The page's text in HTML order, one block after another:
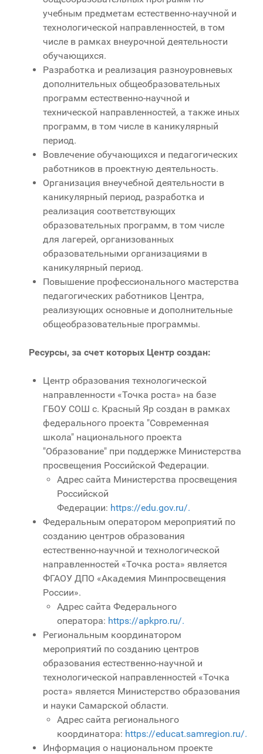
учебным предметам естественно-научной и
технологической направленностей, в том
числе в рамках внеурочной деятельности
обучающихся.
Разработка и реализация разноуровневых
дополнительных общеобразовательных
программ естественно-научной и
технической направленностей, а также иных
программ, в том числе в каникулярный
период.
Вовлечение обучающихся и педагогических
работников в проектную деятельность.
Организация внеучебной деятельности в
каникулярный период, разработка и
реализация соответствующих
образовательных программ, в том числе
для лагерей, организованных
образовательными организациями в
каникулярный период.
Повышение профессионального мастерства
педагогических работников Центра,
реализующих основные и дополнительные
общеобразовательные программы.
Ресурсы, за счет которых Центр создан:
Центр образования технологической
направленности «Точка роста» на базе
ГБОУ СОШ с. Красный Яр создан в рамках
федерального проекта "Современная
школа" национального проекта
"Образование" при поддержке Министерства
просвещения Российской Федерации.
Адрес сайта Министерства просвещения
Российской
Федерации: https://edu.gov.ru/.
Федеральным оператором мероприятий по
созданию центров образования
естественно-научной и технологической
направленностей «Точка роста» является
ФГАОУ ДПО «Академия Минпросвещения
России».
Адрес сайта Федерального
оператора: https://apkpro.ru/.
Региональным координатором
мероприятий по созданию центров
образования естественно-научной и
технологической направленностей «Точка
роста» является Министерство образования
и науки Самарской области.
Адрес сайта регионального
координатора: https://educat.samregion.ru/.
Информация о национальном проекте